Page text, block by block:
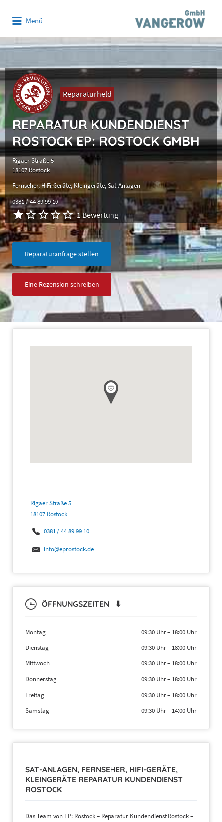
Menü
Reparaturheld
REPARATUR KUNDENDIENST
ROSTOCK EP: ROSTOCK GMBH
Rigaer Straße 5
18107 Rostock
Fernseher HiFi-Geräte Kleingeräte Sat-Anlagen
0381 / 44 89 99 10
1 Bewertung
Reparaturanfrage stellen
Eine Rezension schreiben
Rigaer Straße 5
18107 Rostock
0381 / 44 89 99 10
info@eprostock.de
ÖFFNUNGSZEITEN ⬇
Montag 09:30 Uhr– 18:00 Uhr
Dienstag
09:30 Uhr– 18:00 Uhr
Mittwoch
09:30 Uhr– 18:00 Uhr
Donnerstag
09:30 Uhr– 18:00 Uhr
Freitag
09:30 Uhr– 18:00 Uhr
Samstag
09:30 Uhr– 14:00 Uhr
SAT-ANLAGEN, FERNSEHER, HIFI-GERÄTE,
KLEINGERÄTE REPARATUR KUNDENDIENST
ROSTOCK
Das Team von EP: Rostock – Reparatur Kundendienst Rostock –